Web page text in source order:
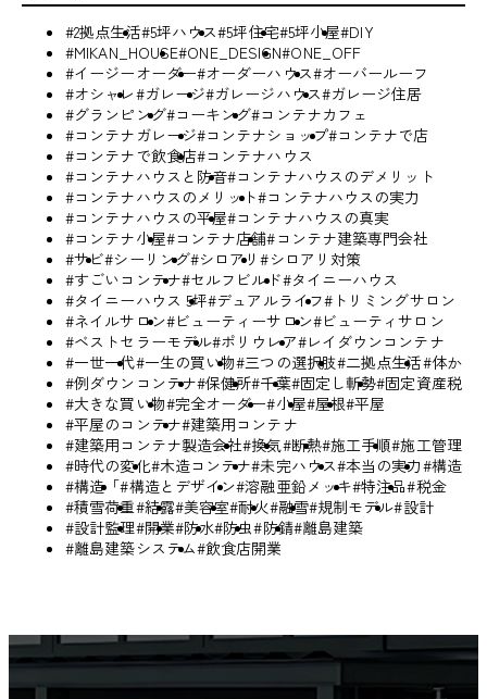
#2拠点生活#5坪ハウス#5坪住宅#5坪小屋#DIY
#MIKAN_HOUSE#ONE_DESIGN#ONE_OFF
#イージーオーダー#オーダーハウス#オーバールーフ
#オシャレ#ガレージ#ガレージハウス#ガレージ住居
#グランピング#コーキング#コンテナカフェ
#コンテナガレージ#コンテナショップ#コンテナで店
#コンテナで飲食店#コンテナハウス
#コンテナハウスと防音#コンテナハウスのデメリット
#コンテナハウスのメリット#コンテナハウスの実力
#コンテナハウスの平屋#コンテナハウスの真実
#コンテナ小屋#コンテナ店舗#コンテナ建築専門会社
#サビ#シーリング#シロアリ#シロアリ対策
#すごいコンテナ#セルフビルド#タイニーハウス
#タイニーハウス 5坪#デュアルライフ#トリミングサロン
#ネイルサロン#ビューティーサロン#ビューティサロン
#ベストセラーモデル#ポリウレア#レイダウンコンテナ
#一世一代#一生の買い物#三つの選択肢#二拠点生活#体か
#例ダウンコンテナ#保健所#千葉#固定し斬勢#固定資産税
#大きな買い物#完全オーダー#小屋#屋根#平屋
#平屋のコンテナ#建築用コンテナ
#建築用コンテナ製造会社#換気#断熱#施工手順#施工管理
#時代の変化#木造コンテナ#未完ハウス#本当の実力#構造
#構造「#構造とデザイン#溶融亜鉛メッキ#特注品#税金
#積雪荷重#結露#美容室#耐火#融雪#規制モデル#設計
#設計監理#開業#防水#防虫#防錆#離島建築
#離島建築システム#飲食店開業